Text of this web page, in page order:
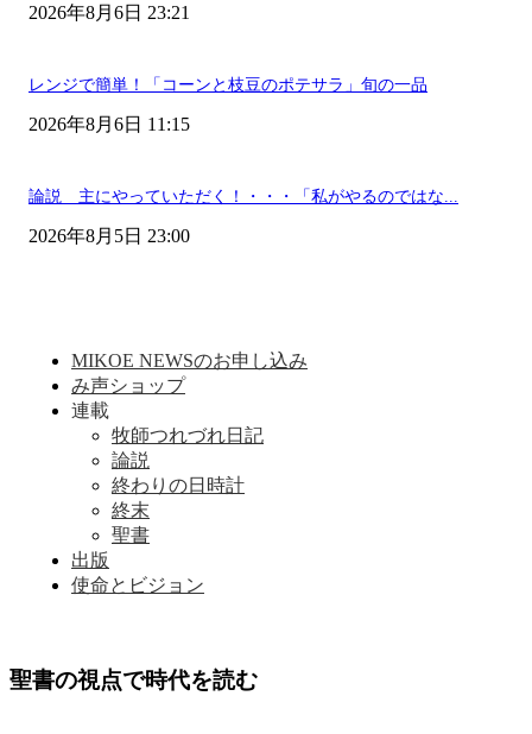
2026年8月6日 23:21
レンジで簡単！「コーンと枝豆のポテサラ」旬の一品
2026年8月6日 11:15
論説 主にやっていただく！・・・「私がやるのではな...
2026年8月5日 23:00
MIKOE NEWSのお申し込み
み声ショップ
連載
牧師つれづれ日記
論説
終わりの日時計
終末
聖書
出版
使命とビジョン
聖書の視点で時代を読む